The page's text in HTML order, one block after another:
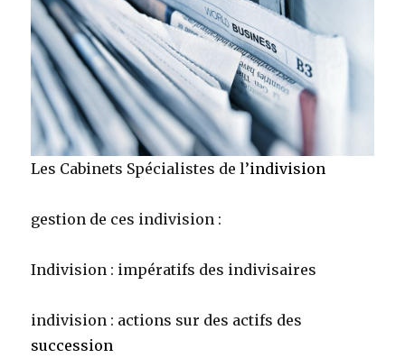
Les Cabinets Spécialistes de l’indivision
gestion de ces indivision :
Indivision : impératifs des indivisaires
indivision : actions sur des actifs des
succession